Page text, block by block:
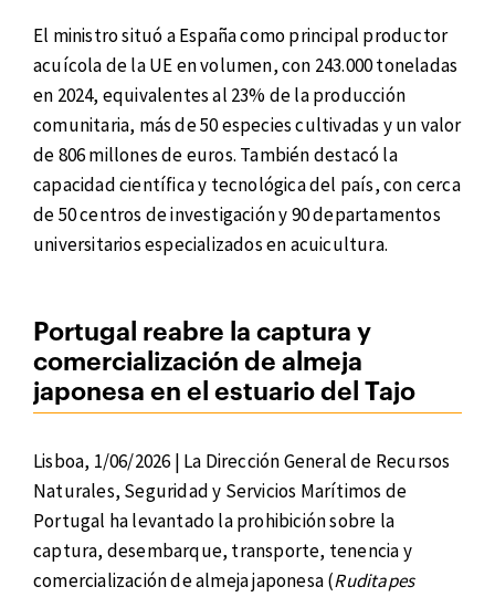
El ministro situó a España como principal productor
acuícola de la UE en volumen, con 243.000 toneladas
en 2024, equivalentes al 23% de la producción
comunitaria, más de 50 especies cultivadas y un valor
de 806 millones de euros. También destacó la
capacidad científica y tecnológica del país, con cerca
de 50 centros de investigación y 90 departamentos
universitarios especializados en acuicultura.
Portugal reabre la captura y
comercialización de almeja
japonesa en el estuario del Tajo
Lisboa, 1/06/2026 | La Dirección General de Recursos
Naturales, Seguridad y Servicios Marítimos de
Portugal ha levantado la prohibición sobre la
captura, desembarque, transporte, tenencia y
comercialización de almeja japonesa (Ruditapes